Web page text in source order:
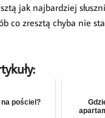
jak najbardziej
co zresztą chyba nie
pościel?